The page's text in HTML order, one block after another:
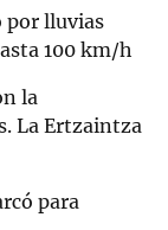
por lluvias
100 km/h
la
La Ertzaintza
para